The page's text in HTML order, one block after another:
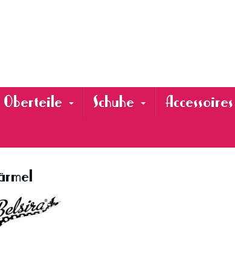
Oberteile Schuhe Accessoires